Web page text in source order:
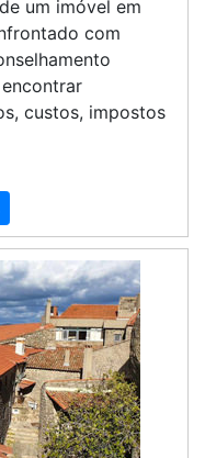
um imóvel em
com
custos, impostos